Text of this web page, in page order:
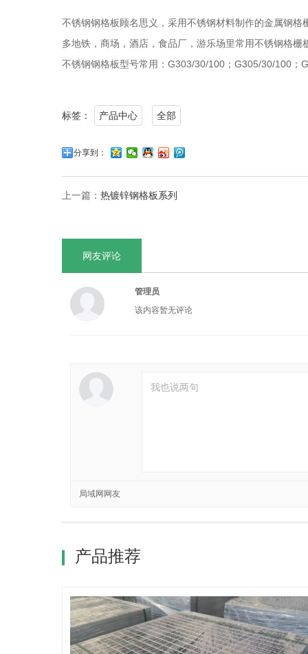
不锈钢钢格板顾名思义，采用不锈钢材料制作的金属钢
多地铁，商场，酒店，食品厂，游乐场里常用不锈钢格栅
不锈钢钢格板型号常用：G303/30/100；G305/30/100；
标签： 产品中心 全部
分享到：
上一篇： 热镀锌钢格板系列
网友评论
管理员
该内容暂无评论
局域网网友
产品推荐